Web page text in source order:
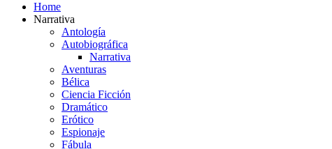
Home
Narrativa
Antología
Autobiográfica
Narrativa
Aventuras
Bélica
Ciencia Ficción
Dramático
Erótico
Espionaje
Fábula